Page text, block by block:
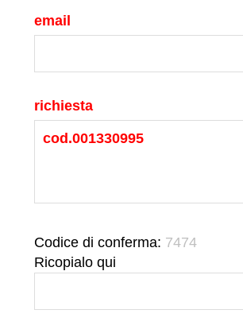
email
richiesta
Codice di conferma: 7474
Ricopialo qui